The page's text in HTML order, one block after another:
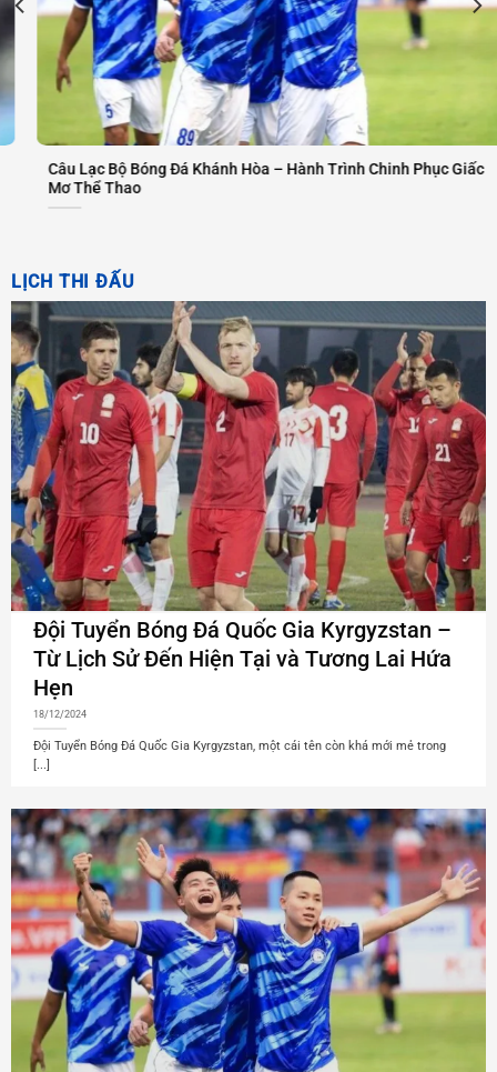
Câu Lạc Bộ Bóng Đá Al-Nassr – Hành Trình Duy Trì Sự
Hoàng và Khát Vọng Vươn Xa
LỊCH THI ĐẤU
Đội Tuyển Bóng Đá Quốc Gia Kyrgyzstan –
Từ Lịch Sử Đến Hiện Tại và Tương Lai Hứa
Hẹn
18/12/2024
Đội Tuyển Bóng Đá Quốc Gia Kyrgyzstan, một cái tên còn khá mới mẻ trong
[...]